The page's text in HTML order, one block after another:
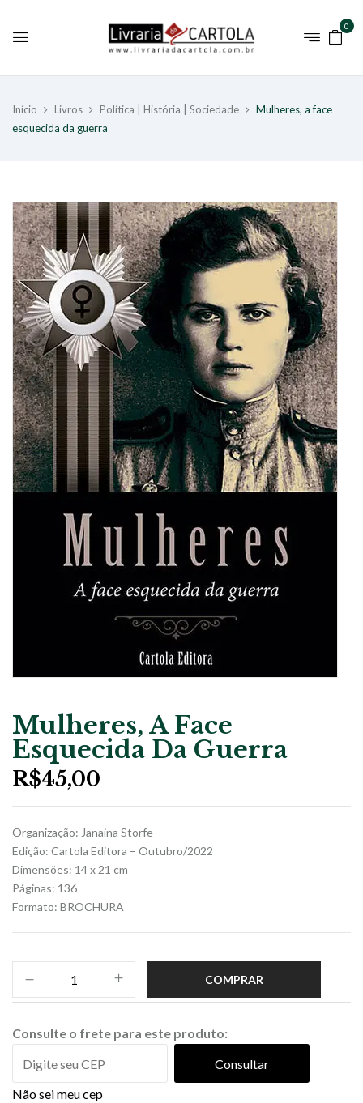
0
Início Livros Política | História | Sociedade
Mulheres, a face
esquecida da guerra
Mulheres, A Face
Esquecida Da Guerra
R$45,00
Organização: Janaina Storfe
Edição: Cartola Editora – Outubro/2022
Dimensões: 14 x 21 cm
Páginas: 136
Formato: BROCHURA
COMPRAR
Consulte o frete para este produto:
Consultar
Não sei meu cep